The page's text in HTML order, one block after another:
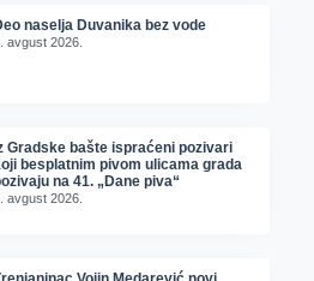
naselja Duvanika bez vode
avgust 2026.
Gradske bašte ispraćeni pozivari
besplatnim pivom ulicama grada
na 41. „Dane piva“
avgust 2026.